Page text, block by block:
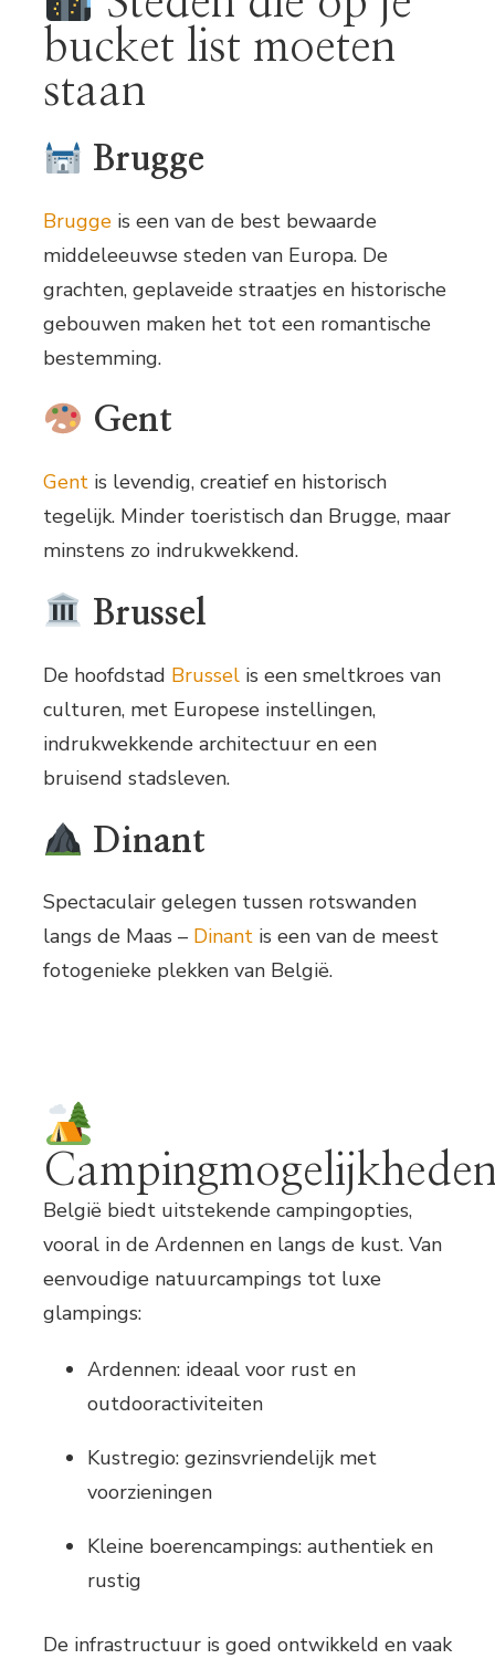
bucket list moeten
staan
Brugge
Brugge is een van de best bewaarde
middeleeuwse steden van Europa. De
grachten, geplaveide straatjes en historische
gebouwen maken het tot een romantische
bestemming.
Gent
Gent is levendig, creatief en historisch
tegelijk. Minder toeristisch dan Brugge, maar
minstens zo indrukwekkend.
Brussel
De hoofdstad Brussel is een smeltkroes van
culturen, met Europese instellingen,
indrukwekkende architectuur en een
bruisend stadsleven.
Dinant
Spectaculair gelegen tussen rotswanden
langs de Maas – Dinant is een van de meest
fotogenieke plekken van België.
België biedt uitstekende campingopties,
vooral in de Ardennen en langs de kust. Van
eenvoudige natuurcampings tot luxe
glampings:
Ardennen: ideaal voor rust en
outdooractiviteiten
Kustregio: gezinsvriendelijk met
voorzieningen
Kleine boerencampings: authentiek en
rustig
De infrastructuur is goed ontwikkeld en vaak